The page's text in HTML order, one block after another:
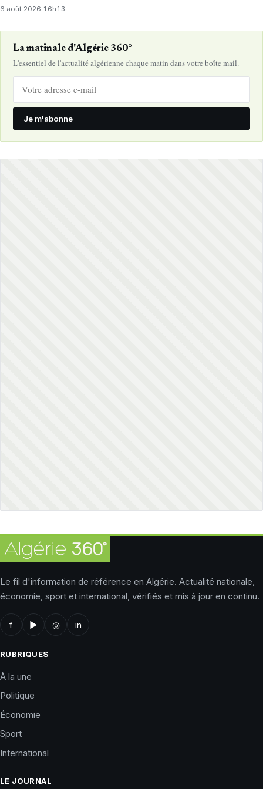
6 août 2026·16h13
La matinale d'Algérie 360°
L'essentiel de l'actualité algérienne chaque matin dans votre boîte mail.
Je m'abonne
Le fil d'information de référence en Algérie. Actualité nationale,
économie, sport et international, vérifiés et mis à jour en continu.
f ▶ ◎ in
RUBRIQUES
À la une
Politique
Économie
Sport
International
LE JOURNAL